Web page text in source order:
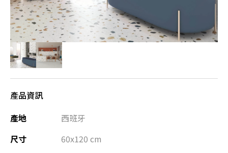
產品資訊
產地
西班牙
尺寸
60x120 cm